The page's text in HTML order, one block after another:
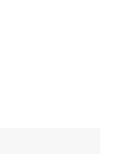
beschikbaar.)
niet